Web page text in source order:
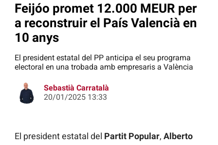
Feijóo promet 12.000 MEUR per
a reconstruir el País Valencià en
10 anys
El president estatal del PP anticipa el seu programa
electoral en una trobada amb empresaris a València
Sebastià Carratalà
20/01/2025 13:33
El president estatal del Partit Popular, Alberto